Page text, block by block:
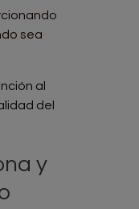
sea
al
del
y